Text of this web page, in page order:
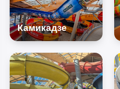
Камикадзе